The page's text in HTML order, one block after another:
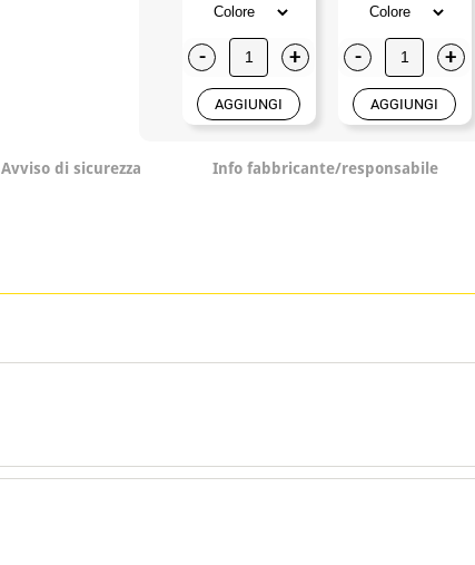
- +
AGGIUNGI
- +
AGGIUNGI
Avviso di sicurezza Info fabbricante/responsabile